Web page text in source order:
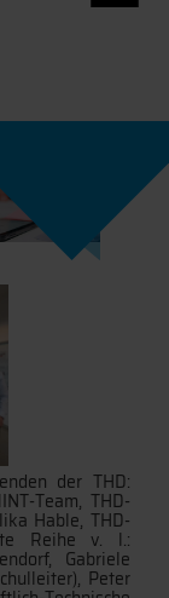
der THD:
Team, THD-
Hable, THD-
Reihe v. l.:
Gabriele
Peter